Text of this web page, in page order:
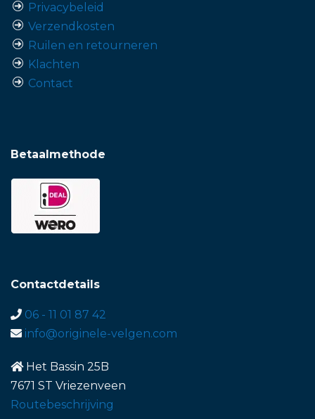
Privacybeleid
Verzendkosten
Ruilen en retourneren
Klachten
Contact
Betaalmethode
Contactdetails
06 - 11 01 87 42
info@originele-velgen.com
Het Bassin 25B
7671 ST Vriezenveen
Routebeschrijving